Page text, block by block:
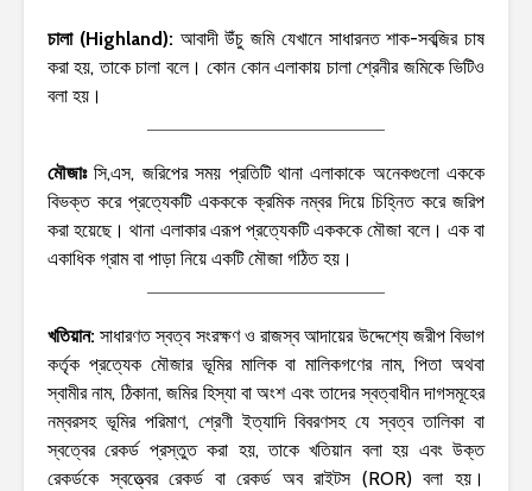
চালা (Highland): আবাদী উঁচু জমি যেখানে সাধারনত শাক-সবব্জির চাষ
করা হয়, তাকে চালা বলে। কোন কোন এলাকায় চালা শ্রেনীর জমিকে ভিটিও
বলা হয়।
মৌজাঃসি,এস, জরিপের সময় প্রতিটি থানা এলাকাকে অনেকগুলো এককে
বিভক্ত করে প্রত্যেকটি একককে ক্রমিক নম্বর দিয়ে চিহ্নিত করে জরিপ
করা হয়েছে। থানা এলাকার এরূপ প্রত্যেকটি একককে মৌজা বলে। এক বা
একাধিক গ্রাম বা পাড়া নিয়ে একটি মৌজা গঠিত হয়।
খতিয়ান:সাধারণত স্বত্ব সংরক্ষণ ও রাজস্ব আদায়ের উদ্দেশ্যে জরীপ বিভাগ
কর্তৃক প্রত্যেক মৌজার ভূমির মালিক বা মালিকগণের নাম, পিতা অথবা
স্বামীর নাম, ঠিকানা, জমির হিস্যা বা অংশ এবং তাদের স্বত্বাধীন দাগসমূহের
নম্বরসহ ভূমির পরিমাণ, শ্রেণী ইত্যাদি বিবরণসহ যে স্বত্ব তালিকা বা
স্বত্বের রেকর্ড প্রস্তুত করা হয়, তাকে খতিয়ান বলা হয় এবং উক্ত
রেকর্ডকে স্বত্ত্বের রেকর্ড বা রেকর্ড অব রাইটস (ROR) বলা হয়।